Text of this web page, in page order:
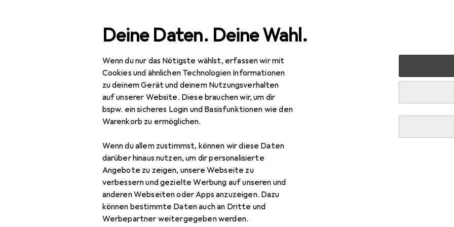
Deine Daten. Deine Wahl.
Wenn du nur das Nötigste wählst, erfassen wir mit
Cookies und ähnlichen Technologien Informationen
zu deinem Gerät und deinem Nutzungsverhalten
auf unserer Website. Diese brauchen wir, um dir
bspw. ein sicheres Login und Basisfunktionen wie den
Warenkorb zu ermöglichen.
Wenn du allem zustimmst, können wir diese Daten
darüber hinaus nutzen, um dir personalisierte
Angebote zu zeigen, unsere Webseite zu
verbessern und gezielte Werbung auf unseren und
anderen Webseiten oder Apps anzuzeigen. Dazu
können bestimmte Daten auch an Dritte und
Werbepartner weitergegeben werden.
Navigation nach Kategorien Gesamtsortiment IT + Multimedia Peripherie